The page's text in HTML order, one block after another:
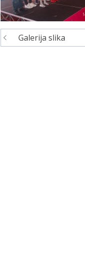
Navigacija
Galerija slika